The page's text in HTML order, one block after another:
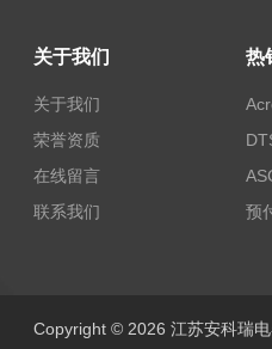
关于我们
关于我们
荣誉资质
在线留言
联系我们
热
Copyright © 2026 江苏安科瑞